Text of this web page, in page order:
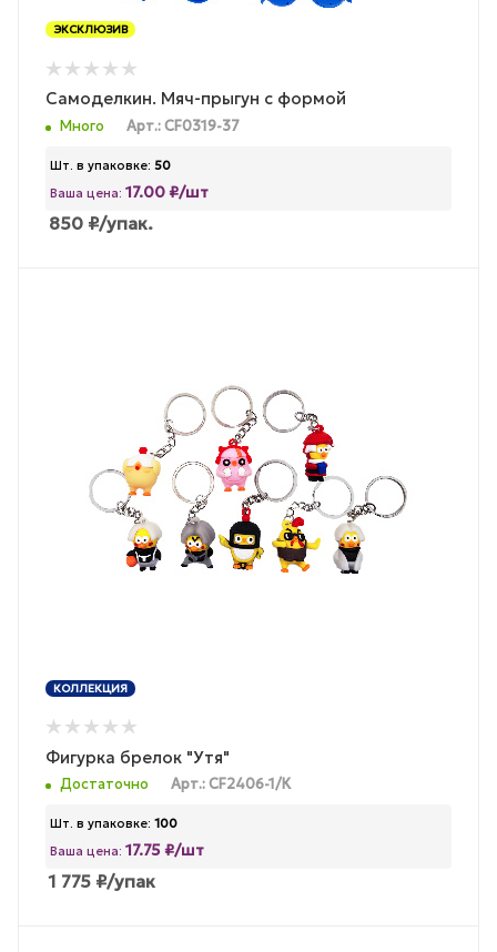
ЭКСКЛЮЗИВ
Самоделкин. Мяч-прыгун с формой
Много Арт.: CF0319-37
Шт. в упаковке: 50
Ваша цена: 17.00 ₽/шт
850 ₽/упак.
КОЛЛЕКЦИЯ
Фигурка брелок "Утя"
Достаточно Арт.: CF2406-1/К
Шт. в упаковке: 100
Ваша цена: 17.75 ₽/шт
1 775 ₽/упак